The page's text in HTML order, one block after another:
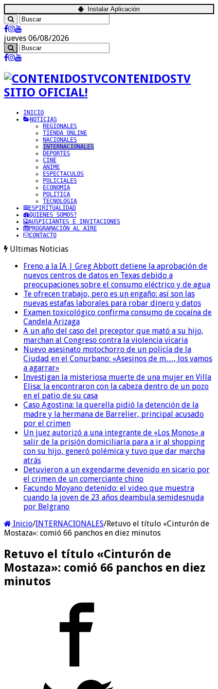
Instalar Aplicación
jueves 06/08/2026
CONTENIDOSTV
SITIO OFICIAL!
INICIO
NOTICIAS
REGIONALES
TIENDA ONLINE
NACIONALES
INTERNACIONALES
DEPORTES
CINE
ANIME
ESPECTACULOS
POLICIALES
ECONOMIA
POLITICA
TECNOLOGIA
ESPIRITUALIDAD
QUIENES SOMOS?
AUSPICIANTES E INVITACIONES
PROGRAMACIÓN AL AIRE
CONTACTO
Ultimas Noticias
Freno a la IA | Greg Abbott detiene la aprobación de
nuevos centros de datos en Texas debido a
preocupaciones sobre el consumo eléctrico y de agua
Te ofrecen trabajo, pero es un engaño: así son las
nuevas estafas laborales para robar dinero y datos
Examen toxicológico confirma consumo de cocaína de
Candela Arizaga
A un año del caso del preceptor que mató a su hijo,
marchan al Congreso contra la violencia vicaria
Nuevo asesinato motochorro de un policía de la
Ciudad en el Conurbano: «Asesinos de m…, los vamos
a agarrar»
Investigan la misteriosa muerte de una mujer en Villa
Elisa: la encontraron con la cabeza dentro de un pozo
en el patio de su casa
Caso Agostina: la querella pidió la detención de la
madre y la hermana de Barrelier, principal acusado
por el crimen
Un juez autorizó a una integrante de «Los Monos» a
salir de la prisión domiciliaria para a ir al shopping
con su hijo, generó polémica y tuvo que dar marcha
atrás
Detuvieron a un exgendarme devenido en sicario por
el crimen de un comerciante chino
Facundo Moyano detenido: el video que muestra
cuando la joven de 23 años deambula semidesnuda
por Belgrano
Inicio/INTERNACIONALES/Retuvo el título «Cinturón de
Mostaza»: comió 66 panchos en diez minutos
Retuvo el título «Cinturón de
Mostaza»: comió 66 panchos en diez
minutos